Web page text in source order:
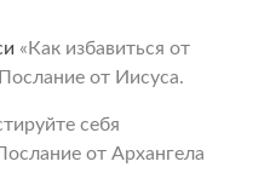
«Как избавиться от
от Иисуса.
себя
от Архангела